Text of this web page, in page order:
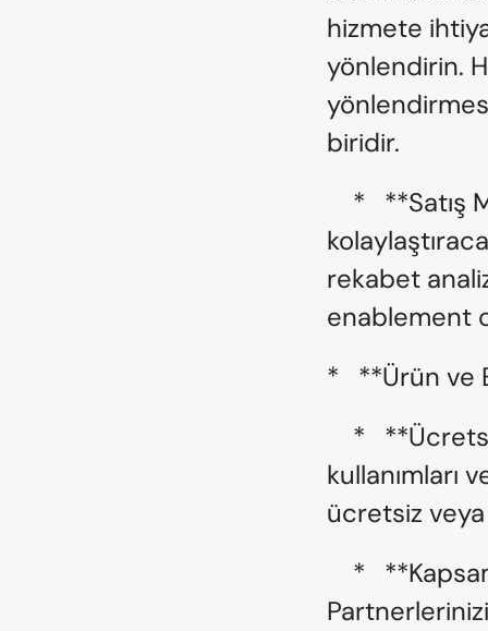
hizmete
yönlendirin.
biridir.
rekabet
enablement
*   **Ürün ve
kullanımları
ücretsiz